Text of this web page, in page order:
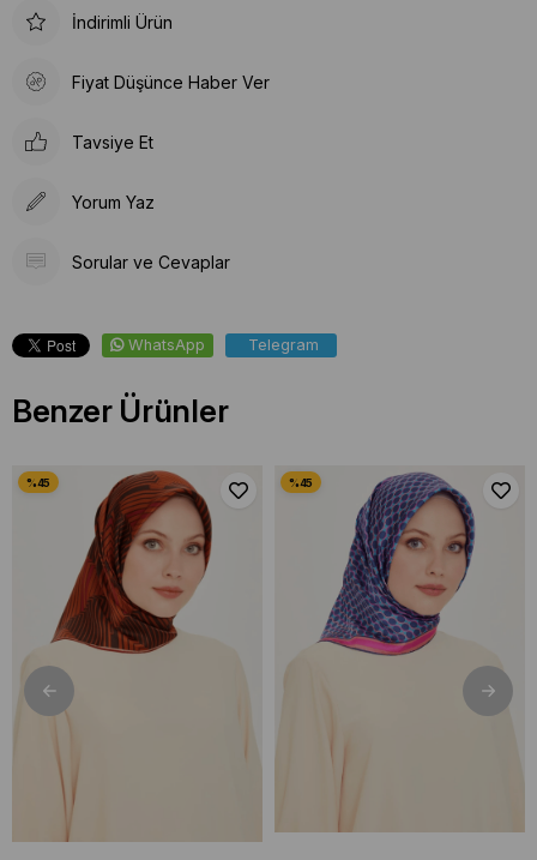
İndirimli Ürün
Fiyat Düşünce Haber Ver
Tavsiye Et
Yorum Yaz
Sorular ve Cevaplar
WhatsApp Telegram
Benzer Ürünler